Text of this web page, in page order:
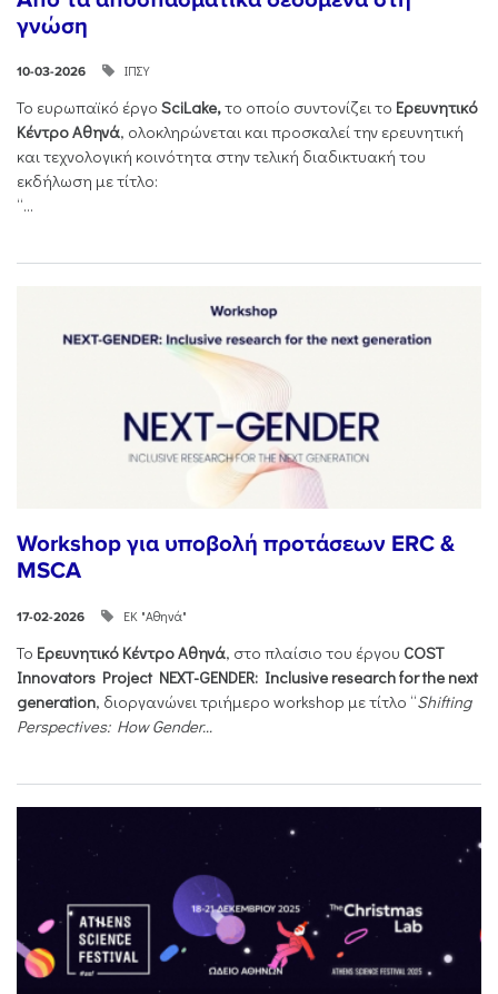
γνώση
10-03-2026 ΙΠΣΥ
Το ευρωπαϊκό έργο SciLake,το οποίο συντονίζει το Ερευνητικό
Κέντρο Αθηνά, ολοκληρώνεται και προσκαλεί την ερευνητική
και τεχνολογική κοινότητα στην τελική διαδικτυακή του
εκδήλωση με τίτλο:
“...
Workshop για υποβολή προτάσεων ERC &
MSCA
17-02-2026 ΕΚ "Αθηνά"
Το Ερευνητικό Κέντρο Αθηνά, στο πλαίσιο του έργου COST
Innovators Project NEXT-GENDER: Inclusive research for the next
generation, διοργανώνει τριήμερο workshop με τίτλο “Shifting
Perspectives: How Gender...